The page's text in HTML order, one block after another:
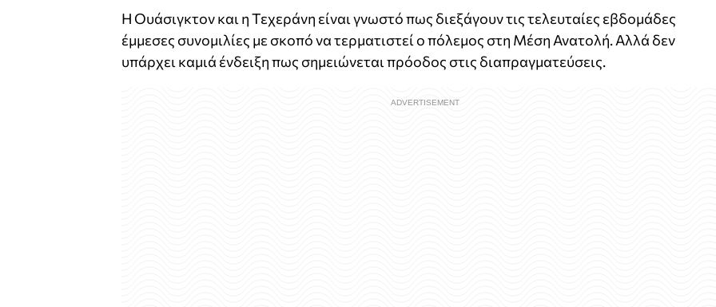
Η Ουάσιγκτον και η Τεχεράνη είναι γνωστό πως διεξάγουν τις τελευταίες εβδομάδες
έμμεσες συνομιλίες με σκοπό να τερματιστεί ο πόλεμος στη Μέση Ανατολή. Αλλά δεν
υπάρχει καμιά ένδειξη πως σημειώνεται πρόοδος στις διαπραγματεύσεις.